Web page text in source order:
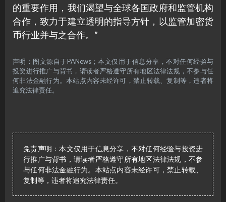
的重要作用，我们渴望与全球各国政府和监管机构
合作，致力于建立透明的指导方针，以监管加密货
币行业并与之合作。”
声明：图文源自于PANews；本文仅用于信息分享，不对任何经验与
投资进行推广与背书，请读者严格遵守所有地区法律法规，不参与任
何非法金融行为。本站点内容未经许可，禁止转载、复制等，违者将
追究法律责任。
免责声明：本文仅用于信息分享，不对任何经验与投资进
行推广与背书，请读者严格遵守所有地区法律法规，不参
与任何非法金融行为。本站点内容未经许可，禁止转载、
复制等，违者将追究法律责任。